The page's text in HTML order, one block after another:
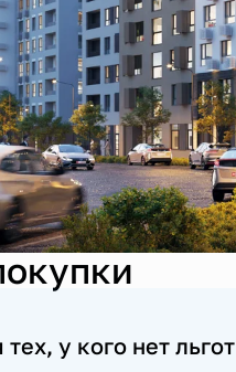
у кого нет льгот